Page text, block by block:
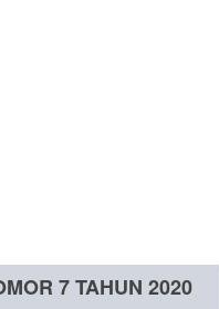
7 TAHUN 2020